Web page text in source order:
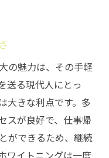
の魅力は、その手軽
送る現代人にとっ
大きな利点です。多
スが良好で、仕事帰
ができるため、継続
ワイトニングは一度